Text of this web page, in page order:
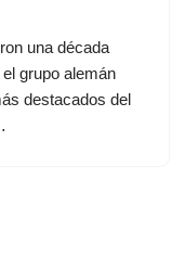
una década
grupo alemán
destacados del